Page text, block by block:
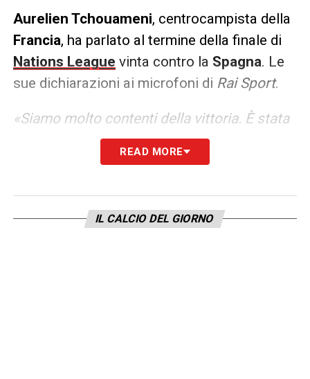
Aurelien Tchouameni, centrocampista della
Francia, ha parlato al termine della finale di
Nations League vinta contro la Spagna. Le
sue dichiarazioni ai microfoni di Rai Sport.
«Siamo molto contenti della vittoria. È stata
una gara difficile tra due ottime squadre, alla
fine abbiamo vinto e siamo contenti. Rabiot?
erano per lui».
READ MORE
IL CALCIO DEL GIORNO